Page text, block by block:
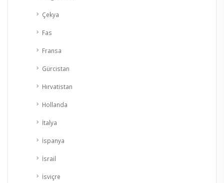
Çekya
Fas
Fransa
Gürcistan
Hırvatistan
Hollanda
İtalya
İspanya
İsrail
İsviçre